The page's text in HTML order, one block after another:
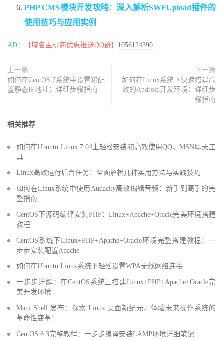
PHP CMS模块开发攻略：深入解析SWFUpload插件的
使用技巧与应用实例
AD： 【域名主机商优惠推送QQ群】 1056124390
上一篇
如何在CentOS 7系统中设置和配
置静态IP地址：详细步骤指南
下一篇
如何在Linux系统下快速搭建高
效的Android开发环境：详细步
骤指南
相关推荐
如何在Ubuntu Linux 7.04上轻松安装和高效使用QQ、MSN聊天工
具
Linux高效运行后台任务：全面解析几种实用方法与实践技巧
如何在Linux系统中使用Audacity高效编辑音频：新手到高手的完
整指南
CentOS下源码编译安装PHP：Linux+Apache+Oracle完美环境搭建
教程
CentOS系统下Linux+PHP+Apache+Oracle环境完整搭建教程：一
步步安装配置Apache
如何在Ubuntu Linux系统下轻松设置WPA无线网络连接
一步步详解：在CentOS系统上搭建Linux+PHP+Apache+Oracle完
美开发环境
Maui Shell 发布：探索 Linux 桌面新纪元，体验未来操作系统的
革命性变革！
CentOS 6.3完整教程：一步步编译安装LAMP环境详细笔记